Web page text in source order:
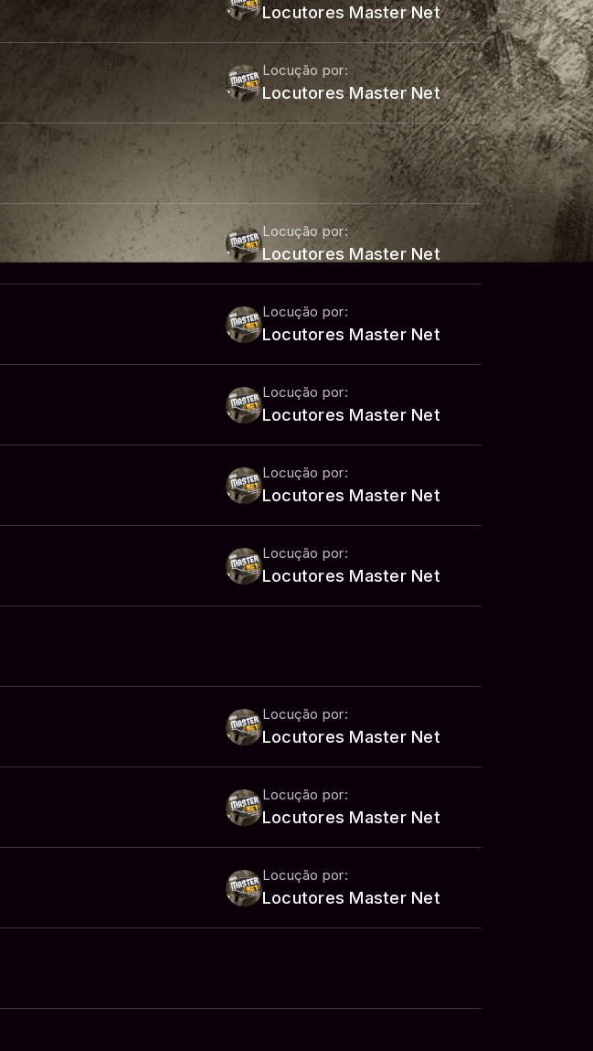
Locutores Master Net
Locução por:
Locutores Master Net
Locução por:
Locutores Master Net
Locução por:
Locutores Master Net
Locução por:
Locutores Master Net
Locução por:
Locutores Master Net
Locução por:
Locutores Master Net
Locução por:
Locutores Master Net
Locução por:
Locutores Master Net
Locução por:
Locutores Master Net